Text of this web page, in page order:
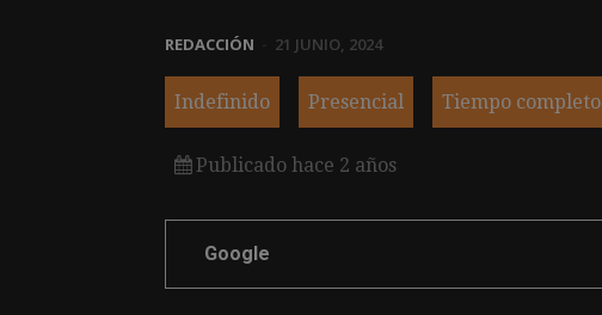
REDACCIÓN 21 JUNIO, 2024
Indefinido Presencial Tiempo completo
Publicado hace 2 años
Google